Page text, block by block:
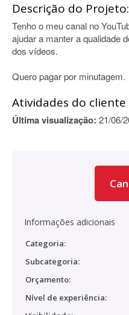
Descrição do Projeto:
Tenho o meu canal no
ajudar a manter a qualidade
dos vídeos.
Quero pagar por minutagem.
Atividades do
Última visualização: 21/06/
Informações adicionais
Categoria:
Subcategoria:
Orçamento:
Nível de experiência: